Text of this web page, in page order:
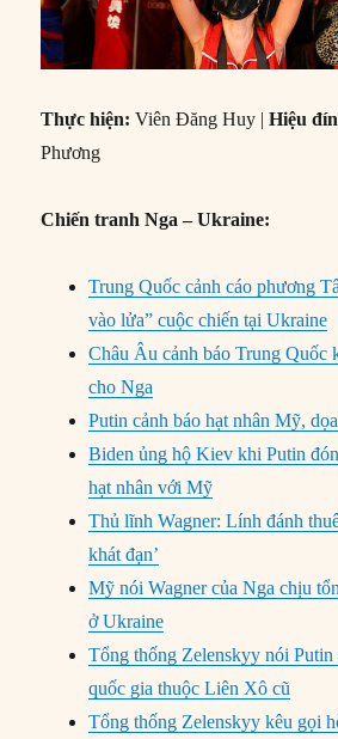
Thực hiện: Viên Đăng Huy |Hiệu
Phương
Chiến tranh Nga – Ukraine:
Trung Quốc cảnh cáo phương
vào lửa” cuộc chiến tại Ukraine
Châu Âu cảnh báo Trung Quốc
cho Nga
Putin cảnh báo hạt nhân Mỹ,
Biden ủng hộ Kiev khi Putin
hạt nhân với Mỹ
Thủ lĩnh Wagner: Lính đánh
khát đạn’
Mỹ nói Wagner của Nga chịu
ở Ukraine
Tổng thống Zelenskyy nói Putin
quốc gia thuộc Liên Xô cũ
Tổng thống Zelenskyy kêu gọi